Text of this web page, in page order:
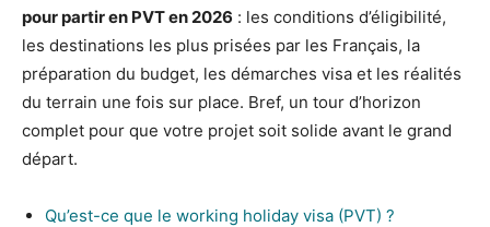
pour partir en PVT en 2026 : les conditions d’éligibilité,
les destinations les plus prisées par les Français, la
préparation du budget, les démarches visa et les réalités
du terrain une fois sur place. Bref, un tour d’horizon
complet pour que votre projet soit solide avant le grand
départ.
Qu’est-ce que le working holiday visa (PVT) ?